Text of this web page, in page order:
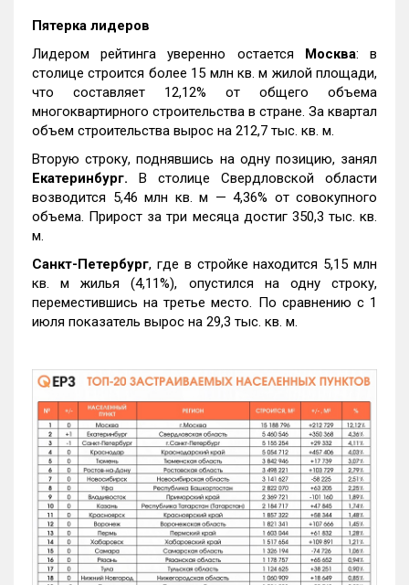
Пятерка лидеров
Лидером рейтинга уверенно остается Москва: в
столице строится более 15 млн кв. м жилой площади,
что составляет 12,12% от общего объема
многоквартирного строительства в стране. За квартал
объем строительства вырос на 212,7 тыс. кв. м.
Вторую строку, поднявшись на одну позицию, занял
Екатеринбург. В столице Свердловской области
возводится 5,46 млн кв. м — 4,36% от совокупного
объема. Прирост за три месяца достиг 350,3 тыс. кв.
м.
Санкт-Петербург, где в стройке находится 5,15 млн
кв. м жилья (4,11%), опустился на одну строку,
переместившись на третье место. По сравнению с 1
июля показатель вырос на 29,3 тыс. кв. м.